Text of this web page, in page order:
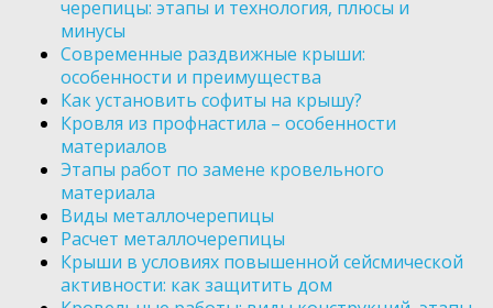
черепицы: этапы и технология, плюсы и
минусы
Современные раздвижные крыши:
особенности и преимущества
Как установить софиты на крышу?
Кровля из профнастила – особенности
материалов
Этапы работ по замене кровельного
материала
Виды металлочерепицы
Расчет металлочерепицы
Крыши в условиях повышенной сейсмической
активности: как защитить дом